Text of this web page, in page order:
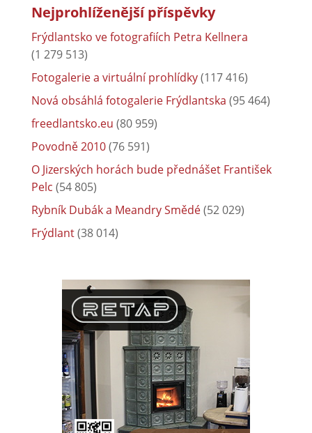
Nejprohlíženější příspěvky
Frýdlantsko ve fotografiích Petra Kellnera
(1 279 513)
Fotogalerie a virtuální prohlídky(117 416)
Nová obsáhlá fotogalerie Frýdlantska (95 464)
freedlantsko.eu (80 959)
Povodně 2010(76 591)
O Jizerských horách bude přednášet František
Pelc (54 805)
Rybník Dubák a Meandry Smědé(52 029)
Frýdlant(38 014)